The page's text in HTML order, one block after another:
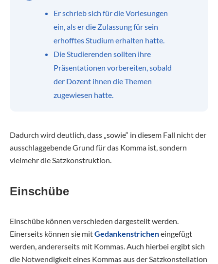
Er schrieb sich für die Vorlesungen
ein, als er die Zulassung für sein
erhofftes Studium erhalten hatte.
Die Studierenden sollten ihre
Präsentationen vorbereiten, sobald
der Dozent ihnen die Themen
zugewiesen hatte.
Dadurch wird deutlich, dass „sowie“ in diesem Fall nicht der
ausschlaggebende Grund für das Komma ist, sondern
vielmehr die Satzkonstruktion.
Einschübe
Einschübe können verschieden dargestellt werden.
Einerseits können sie mitGedankenstricheneingefügt
werden, andererseits mit Kommas. Auch hierbei ergibt sich
die Notwendigkeit eines Kommas aus der Satzkonstellation